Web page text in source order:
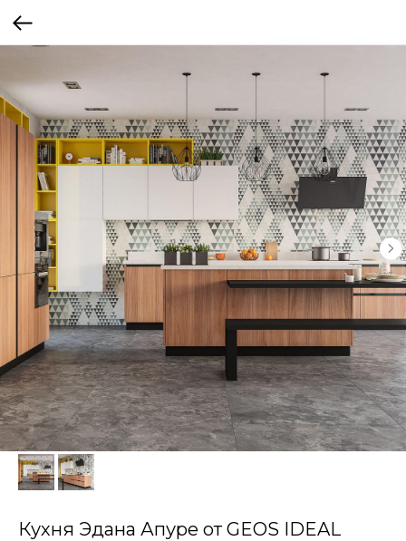
Кухня Эдана Апуре от GEOS IDEAL